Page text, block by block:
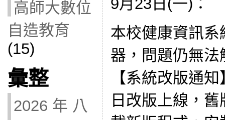
高師大數位
自造教育
(15)
彙整
2026 年 八
9月23日(一)：
本校健康資訊
器，問題仍無
【系統改版通
日改版上線，